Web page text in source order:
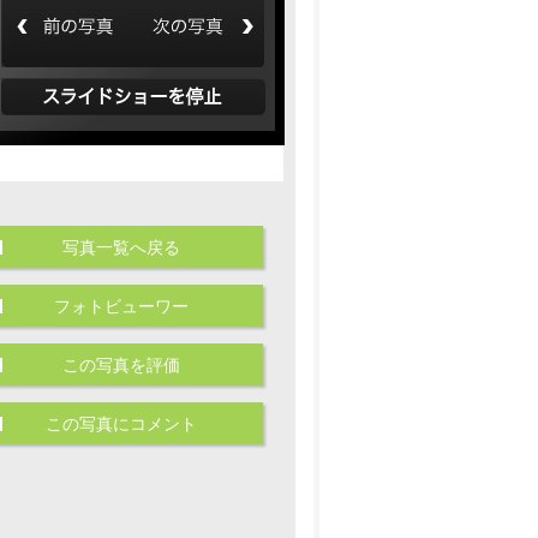
写真一覧へ戻る
フォトビューワー
この写真を評価
この写真にコメント